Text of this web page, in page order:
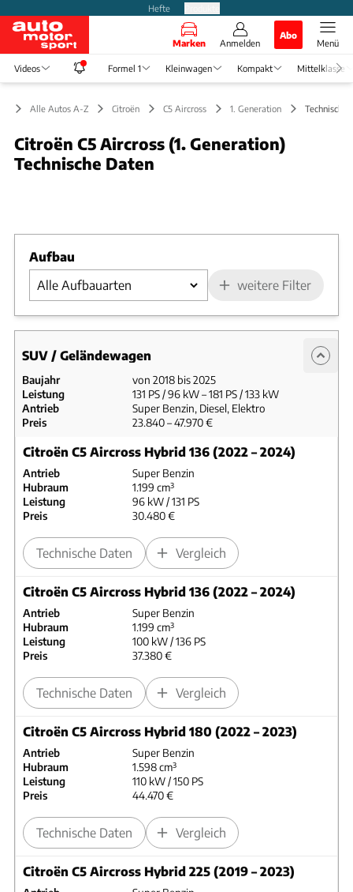
Hefte
Marken Anmelden
Abo
Menü
Videos Formel 1 Kleinwagen Kompakt Mittelklasse
Alle Autos A-Z Citroën C5 Aircross 1. Generation Technische
Citroën C5 Aircross (1. Generation)
Technische Daten
Aufbau
weitere Filter
SUV / Geländewagen
Baujahr
von 2018 bis 2025
Leistung
131 PS / 96 kW – 181 PS / 133 kW
Antrieb
Super Benzin, Diesel, Elektro
Preis
23.840 – 47.970 €
Citroën C5 Aircross Hybrid 136 (2022 – 2024)
Antrieb
Super Benzin
Hubraum
1.199 cm³
Leistung
96 kW / 131 PS
Preis
30.480 €
Technische Daten Vergleich
Citroën C5 Aircross Hybrid 136 (2022 – 2024)
Antrieb
Super Benzin
Hubraum
1.199 cm³
Leistung
100 kW / 136 PS
Preis
37.380 €
Technische Daten Vergleich
Citroën C5 Aircross Hybrid 180 (2022 – 2023)
Antrieb
Super Benzin
Hubraum
1.598 cm³
Leistung
110 kW / 150 PS
Preis
44.470 €
Technische Daten Vergleich
Citroën C5 Aircross Hybrid 225 (2019 – 2023)